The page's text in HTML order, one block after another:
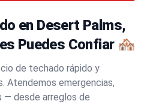
en Desert Palms,
Puedes Confiar 🏘️
de techado rápido y
Atendemos emergencias,
— desde arreglos de